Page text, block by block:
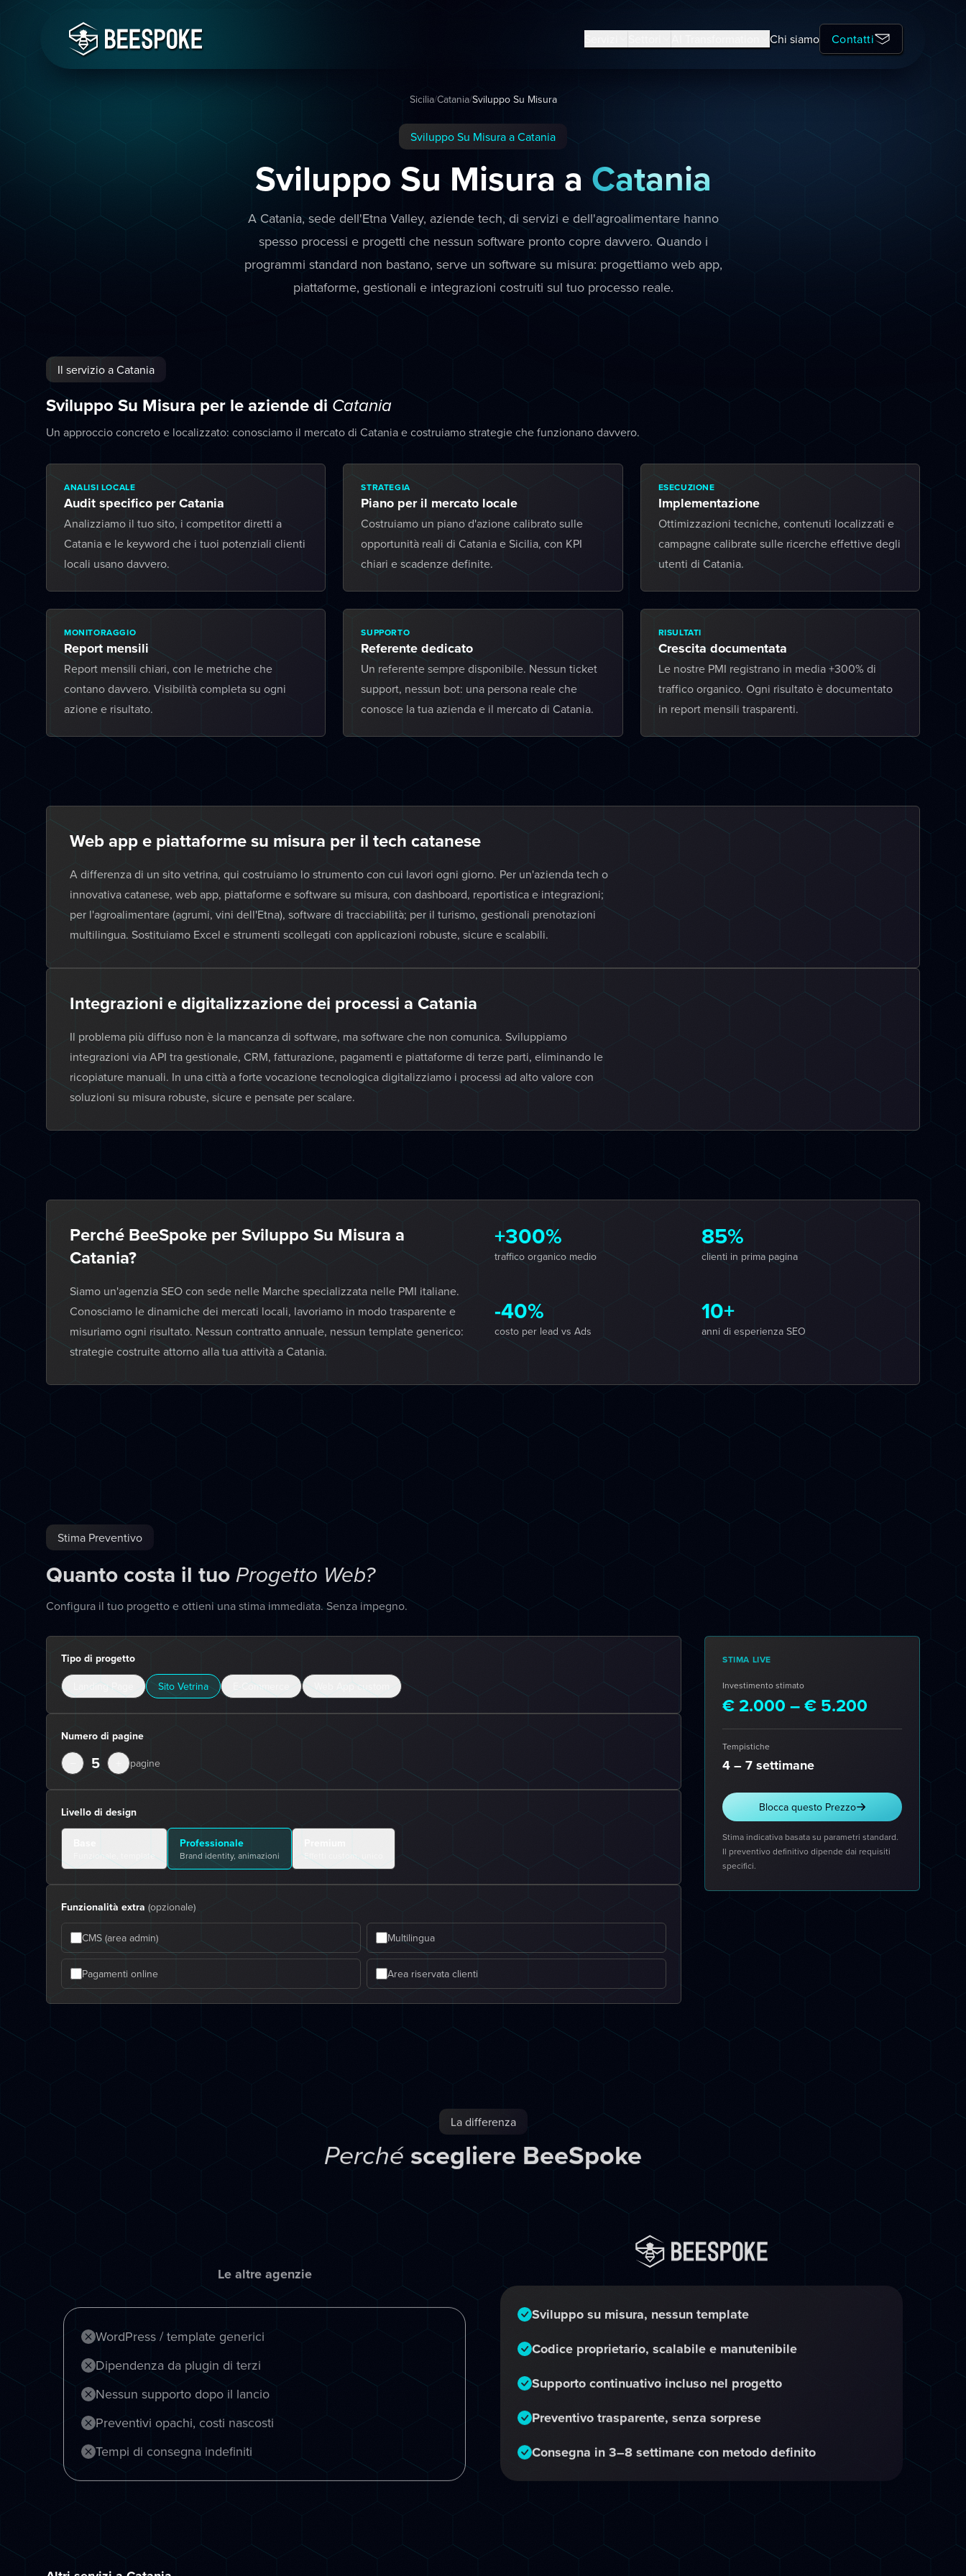
Chi siamo Contatti
Sicilia/Catania/Sviluppo Su Misura
Sviluppo Su Misura a Catania
Sviluppo Su Misura a Catania
A Catania, sede dell'Etna Valley, aziende tech, di servizi e dell'agroalimentare hanno
spesso processi e progetti che nessun software pronto copre davvero. Quando i
programmi standard non bastano, serve un software su misura: progettiamo web app,
piattaforme, gestionali e integrazioni costruiti sul tuo processo reale.
Il servizio a Catania
Sviluppo Su Misura per le aziende di Catania
Un approccio concreto e localizzato: conosciamo il mercato di Catania e costruiamo strategie che funzionano davvero.
ANALISI LOCALE
Audit specifico per Catania
Analizziamo il tuo sito, i competitor diretti a
Catania e le keyword che i tuoi potenziali clienti
locali usano davvero.
STRATEGIA
Piano per il mercato locale
Costruiamo un piano d'azione calibrato sulle
opportunità reali di Catania e Sicilia, con KPI
chiari e scadenze definite.
ESECUZIONE
Implementazione
Ottimizzazioni tecniche, contenuti localizzati e
campagne calibrate sulle ricerche effettive degli
utenti di Catania.
MONITORAGGIO
Report mensili
Report mensili chiari, con le metriche che
contano davvero. Visibilità completa su ogni
azione e risultato.
SUPPORTO
Referente dedicato
Un referente sempre disponibile. Nessun ticket
support, nessun bot: una persona reale che
conosce la tua azienda e il mercato di Catania.
RISULTATI
Crescita documentata
Le nostre PMI registrano in media +300% di
traffico organico. Ogni risultato è documentato
in report mensili trasparenti.
Web app e piattaforme su misura per il tech catanese
A differenza di un sito vetrina, qui costruiamo lo strumento con cui lavori ogni giorno. Per un'azienda tech o
innovativa catanese, web app, piattaforme e software su misura, con dashboard, reportistica e integrazioni;
per l'agroalimentare (agrumi, vini dell'Etna), software di tracciabilità; per il turismo, gestionali prenotazioni
multilingua. Sostituiamo Excel e strumenti scollegati con applicazioni robuste, sicure e scalabili.
Integrazioni e digitalizzazione dei processi a Catania
Il problema più diffuso non è la mancanza di software, ma software che non comunica. Sviluppiamo
integrazioni via API tra gestionale, CRM, fatturazione, pagamenti e piattaforme di terze parti, eliminando le
ricopiature manuali. In una città a forte vocazione tecnologica digitalizziamo i processi ad alto valore con
soluzioni su misura robuste, sicure e pensate per scalare.
Perché BeeSpoke per Sviluppo Su Misura a
Catania?
Siamo un'agenzia SEO con sede nelle Marche specializzata nelle PMI italiane.
Conosciamo le dinamiche dei mercati locali, lavoriamo in modo trasparente e
misuriamo ogni risultato. Nessun contratto annuale, nessun template generico:
strategie costruite attorno alla tua attività a Catania.
+300%
traffico organico medio
85%
clienti in prima pagina
-40%
costo per lead vs Ads
10+
anni di esperienza SEO
Stima Preventivo
Quanto costa il tuo Progetto Web?
Configura il tuo progetto e ottieni una stima immediata. Senza impegno.
Tipo di progetto
Landing Page
Sito Vetrina E-Commerce Web App custom
Numero di pagine
5 pagine
Livello di design
Funzionale, template
Professionale
Brand identity, animazioni Effetti custom, unico
Funzionalità extra (opzionale)
CMS (area admin) Multilingua
Pagamenti online Area riservata clienti
STIMA LIVE
Investimento stimato
€ 2.000 – € 5.200
Tempistiche
4 – 7 settimane
Blocca questo Prezzo
Stima indicativa basata su parametri standard.
Il preventivo definitivo dipende dai requisiti
specifici.
La differenza
Perché scegliere BeeSpoke
Le altre agenzie
WordPress / template generici
Dipendenza da plugin di terzi
Nessun supporto dopo il lancio
Preventivi opachi, costi nascosti
Tempi di consegna indefiniti
Sviluppo su misura, nessun template
Codice proprietario, scalabile e manutenibile
Supporto continuativo incluso nel progetto
Preventivo trasparente, senza sorprese
Consegna in 3–8 settimane con metodo definito